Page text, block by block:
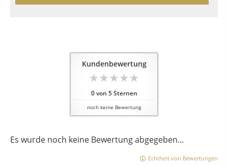
Kundenbewertung
0von 5Sternen
noch keine Bewertung
Es wurde noch keine Bewertung abgegeben...
Echtheit von Bewertungen